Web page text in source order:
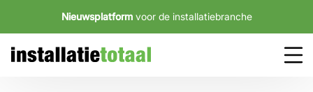
Nieuwsplatform voor de installatiebranche